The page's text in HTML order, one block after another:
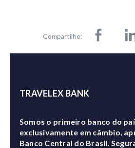
Compartilhe:
TRAVELEX BANK
Somos o primeiro banco do
exclusivamente em câmbio,
Banco Central do Brasil.